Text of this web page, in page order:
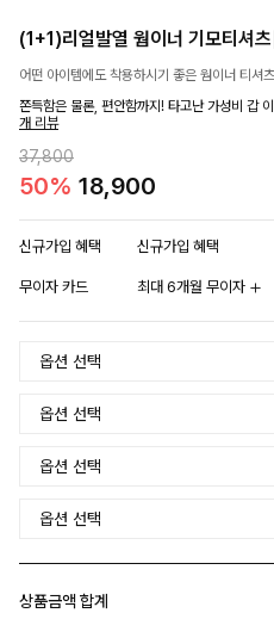
(1+1)리얼발열 웜이너 기모티셔
어떤 아이템에도 착용하시기 좋은 웜이너 티셔츠
쫀득함은 물론, 편안함까지! 타고난 가성비 갑
개 리뷰
37,800
50% 18,900
신규가입 혜택 신규가입 혜택
무이자 카드 최대 6개월 무이자
상품금액 합계